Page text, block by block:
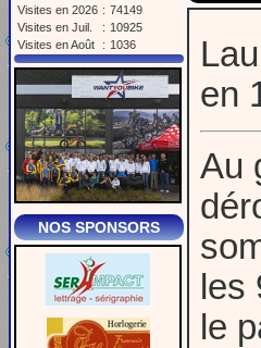
Visites en 2026 : 74149
Visites en Juil.
: 10925
Visites en Août
: 1036
NOS SPONSORS
en
Au
le